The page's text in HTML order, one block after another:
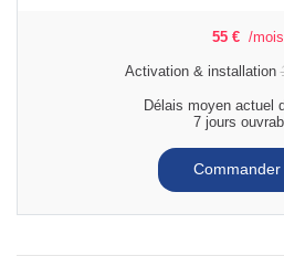
55 € /mois
Activation & installation
Délais moyen actuel
7 jours
Commander